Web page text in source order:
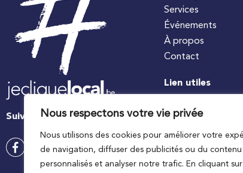
Nous respectons votre vie privée
Nous utilisons des cookies pour améliorer votre
de navigation, diffuser des publicités ou du contenu
personnalisés et analyser notre trafic. En cliquant
Suivez-nous
Services
Événements
À propos
Contact
Lien utiles
#jecuisinelocal
Ministre wallon